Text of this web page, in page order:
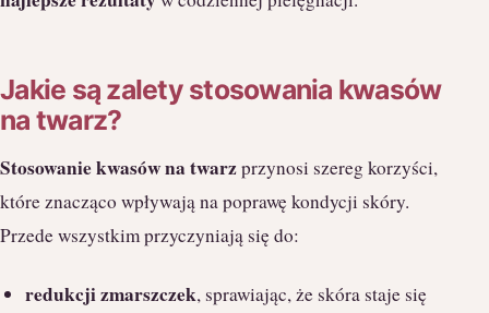
Jakie są zalety stosowania kwasów
na twarz?
Stosowanie kwasów na twarzprzynosi szereg korzyści,
które znacząco wpływają na poprawę kondycji skóry.
Przede wszystkim przyczyniają się do:
redukcji zmarszczek, sprawiając, że skóra staje się